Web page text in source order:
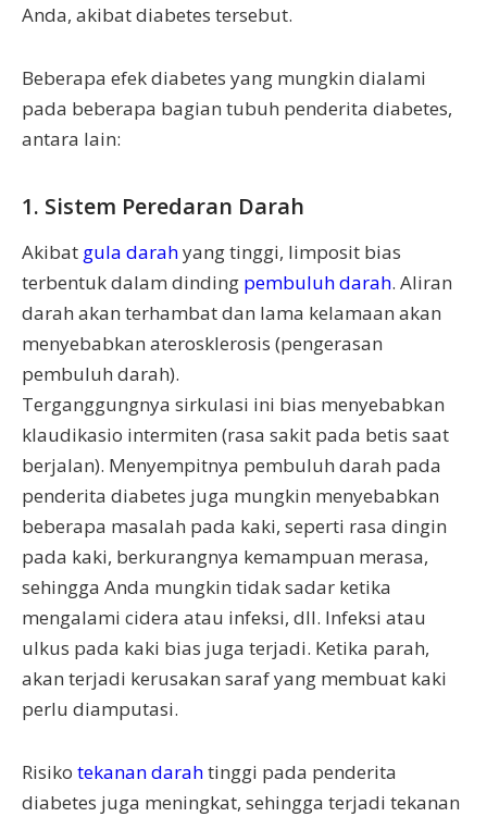
Anda, akibat diabetes tersebut.
Beberapa efek diabetes yang mungkin dialami
pada beberapa bagian tubuh penderita diabetes,
antara lain:
1. Sistem Peredaran Darah
Akibat gula darahyang tinggi, limposit bias
terbentuk dalam dinding pembuluh darah. Aliran
darah akan terhambat dan lama kelamaan akan
menyebabkan aterosklerosis (pengerasan
pembuluh darah).
Terganggungnya sirkulasi ini bias menyebabkan
klaudikasio intermiten (rasa sakit pada betis saat
berjalan). Menyempitnya pembuluh darah pada
penderita diabetes juga mungkin menyebabkan
beberapa masalah pada kaki, seperti rasa dingin
pada kaki, berkurangnya kemampuan merasa,
sehingga Anda mungkin tidak sadar ketika
mengalami cidera atau infeksi, dll. Infeksi atau
ulkus pada kaki bias juga terjadi. Ketika parah,
akan terjadi kerusakan saraf yang membuat kaki
perlu diamputasi.
Risiko tekanan darahtinggi pada penderita
diabetes juga meningkat, sehingga terjadi tekanan